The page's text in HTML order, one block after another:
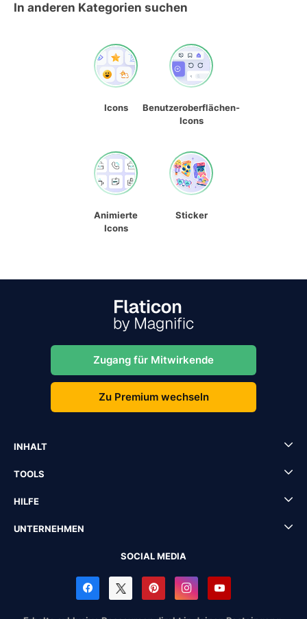
In anderen Kategorien suchen
Icons
Benutzeroberflächen-
Icons
Animierte
Icons
Sticker
Zugang für Mitwirkende
Zu Premium wechseln
INHALT
TOOLS
HILFE
UNTERNEHMEN
SOCIAL MEDIA